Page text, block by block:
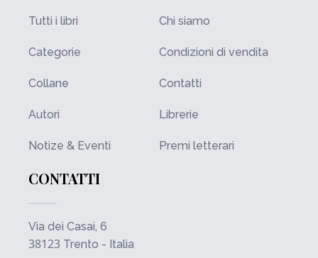
Tutti i libri
Categorie
Collane
Autori
Notize & Eventi
Chi siamo
Condizioni di vendita
Contatti
Librerie
Premi letterari
CONTATTI
Via dei Casai, 6
38123 Trento - Italia